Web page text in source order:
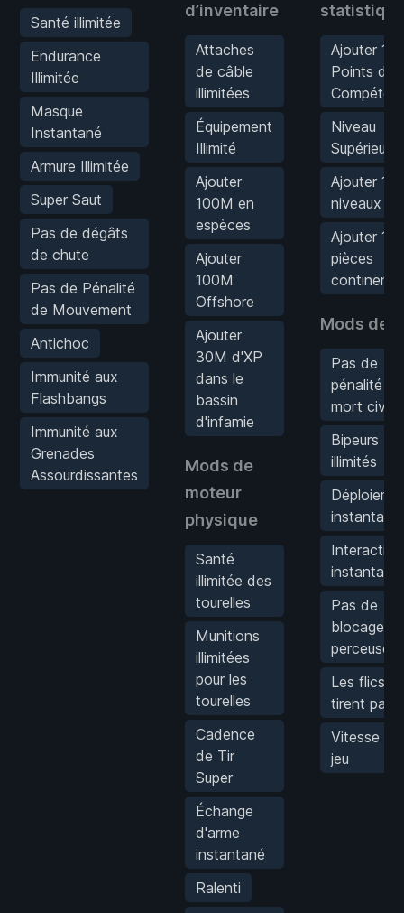
Santé illimitée
Endurance
Illimitée
Masque
Instantané
Armure Illimitée
Super Saut
Pas de dégâts
de chute
Pas de Pénalité
de Mouvement
Antichoc
Immunité aux
Flashbangs
Immunité aux
Grenades
Assourdissantes
d’inventaire
Attaches
de câble
illimitées
Équipement
Illimité
Ajouter
100M en
espèces
Ajouter
100M
Offshore
Ajouter
30M d'XP
dans le
bassin
d'infamie
Mods de
moteur
physique
Santé
illimitée des
tourelles
Munitions
illimitées
pour les
tourelles
Cadence
de Tir
Super
Échange
d'arme
instantané
Ralenti
Ajouter
Points de
Niveau
Supérieur
Ajouter 10
niveaux
Ajouter 1K
pièces
Mods de
Pas de
pénalité de
mort civile
Bipeurs
illimités
instantané
Pas de
blocage
perceuse
Les flics
tirent pas
Vitesse du
jeu